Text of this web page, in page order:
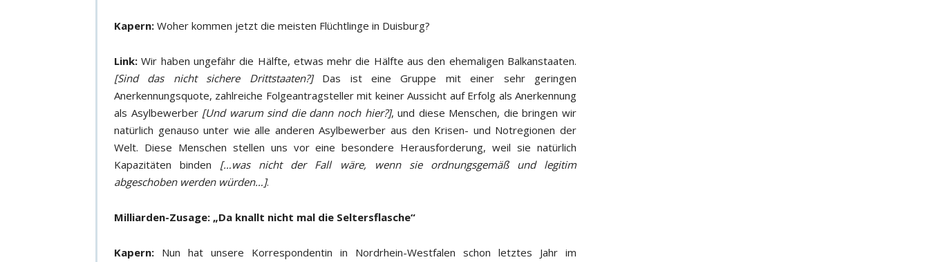
Kapern: Woher kommen jetzt die meisten Flüchtlinge in Duisburg?
Link: Wir haben ungefähr die Hälfte, etwas mehr die Hälfte aus den ehemaligen Balkanstaaten.
[Sind das nicht sichere Drittstaaten?]Das ist eine Gruppe mit einer sehr geringen
Anerkennungsquote, zahlreiche Folgeantragsteller mit keiner Aussicht auf Erfolg als Anerkennung
als Asylbewerber [Und warum sind die dann noch hier?], und diese Menschen, die bringen wir
natürlich genauso unter wie alle anderen Asylbewerber aus den Krisen- und Notregionen der
Welt. Diese Menschen stellen uns vor eine besondere Herausforderung, weil sie natürlich
Kapazitäten binden […was nicht der Fall wäre, wenn sie ordnungsgemäß und legitim
abgeschoben werden würden…].
Milliarden-Zusage: „Da knallt nicht mal die Seltersflasche“
Kapern: Nun hat unsere Korrespondentin in Nordrhein-Westfalen schon letztes Jahr im